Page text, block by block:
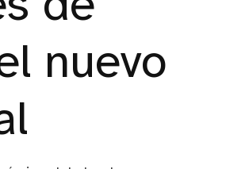
nuevo